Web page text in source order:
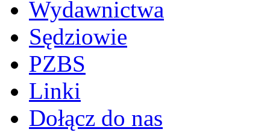
Wydawnictwa
Sędziowie
PZBS
Linki
Dołącz do nas